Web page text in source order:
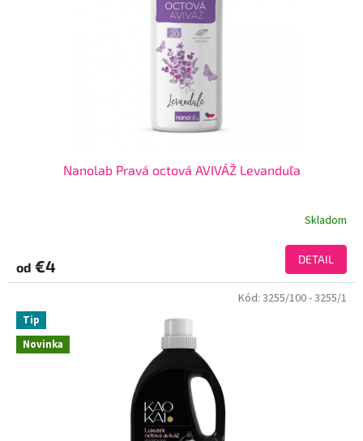
Nanolab Pravá octová AVIVÁŽ Levanduľa
Skladom
od €4 DETAIL
Novinka
Tip
Kód: 3255/100- 3255/1